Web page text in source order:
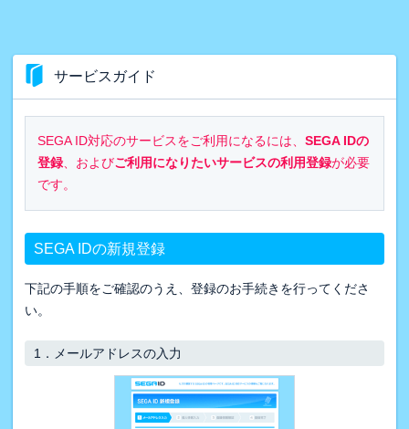
サービスガイド
SEGA ID対応のサービスをご利用になるには、SEGA IDの
登録 、およびご利用になりたいサービスの利用登録が必要
です。
SEGA IDの新規登録
下記の手順をご確認のうえ、登録のお手続きを行ってくださ
い。
1． メールアドレスの入力